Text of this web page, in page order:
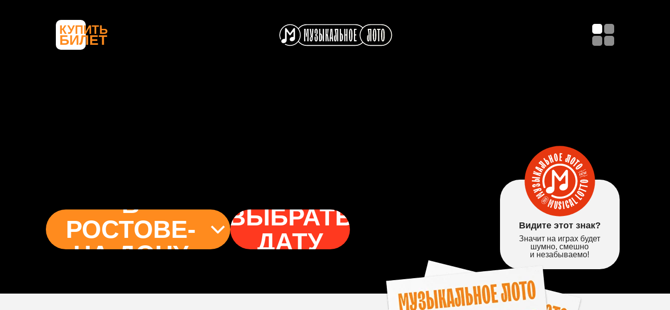
КУПИТЬ
БИЛЕТ
В
РОСТОВЕ-
НА-ДОНУ
ВЫБРАТЬ
ДАТУ
Видите этот знак?
Значит на играх будет
шумно, смешно
и незабываемо!